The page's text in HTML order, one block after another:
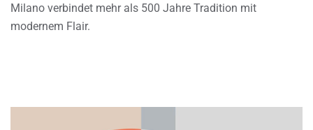
Milano verbindet mehr als 500 Jahre Tradition mit
modernem Flair.